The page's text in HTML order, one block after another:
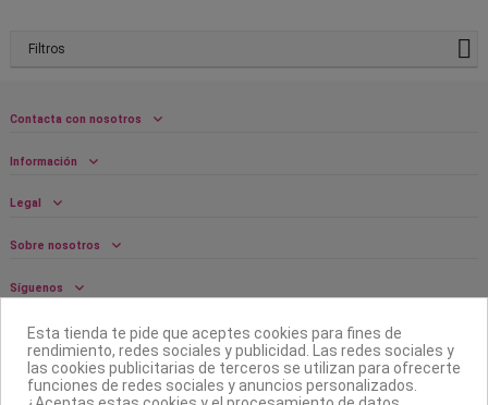
Filtros
Contacta con nosotros
Información
Legal
Sobre nosotros
Síguenos
Boletín
Esta tienda te pide que aceptes cookies para fines de
rendimiento, redes sociales y publicidad. Las redes sociales y
las cookies publicitarias de terceros se utilizan para ofrecerte
funciones de redes sociales y anuncios personalizados.